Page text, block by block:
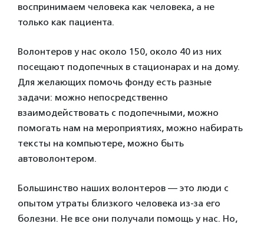
воспринимаем человека как человека, а не
только как пациента.
Волонтеров у нас около 150, около 40 из них
посещают подопечных в стационарах и на дому.
Для желающих помочь фонду есть разные
задачи: можно непосредственно
взаимодействовать с подопечными, можно
помогать нам на мероприятиях, можно набирать
тексты на компьютере, можно быть
автоволонтером.
Большинство наших волонтеров — это люди с
опытом утраты близкого человека из-за его
болезни. Не все они получали помощь у нас. Но,